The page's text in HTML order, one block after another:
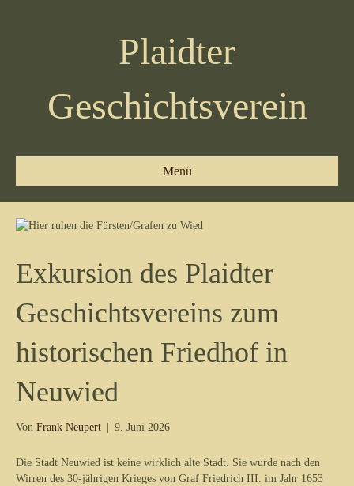
Plaidter
Geschichtsverein
Menü
Exkursion des Plaidter
Geschichtsvereins zum
historischen Friedhof in
Neuwied
Von Frank Neupert 9. Juni 2026
Die Stadt Neuwied ist keine wirklich alte Stadt. Sie wurde nach den
Wirren des 30-jährigen Krieges von Graf Friedrich III. im Jahr 1653